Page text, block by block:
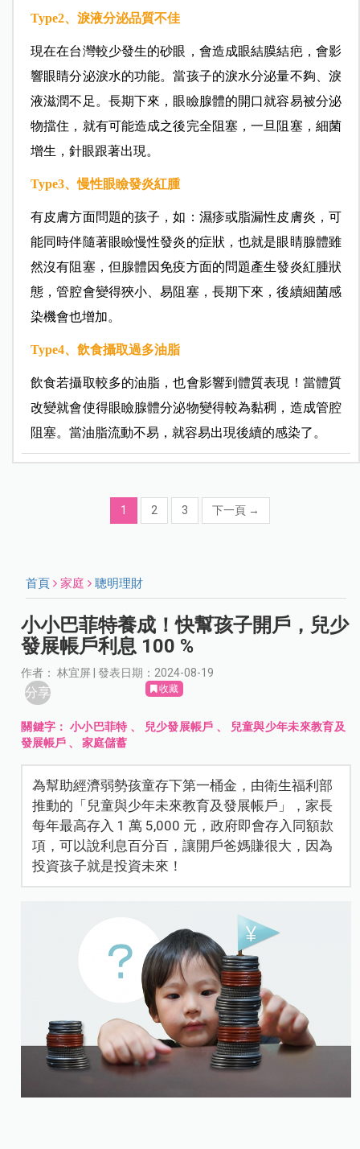
Type2、淚液分泌品質不佳
現在在台灣較少發生的砂眼，會造成眼結膜結疤，會影
響眼睛分泌淚水的功能。當孩子的淚水分泌量不夠、淚
液滋潤不足。長期下來，眼瞼腺體的開口就容易被分泌
物擋住，就有可能造成之後完全阻塞，一旦阻塞，細菌
增生，針眼跟著出現。
Type3、慢性眼瞼發炎紅腫
有皮膚方面問題的孩子，如：濕疹或脂漏性皮膚炎，可
能同時伴隨著眼瞼慢性發炎的症狀，也就是眼睛腺體雖
然沒有阻塞，但腺體因免疫方面的問題產生發炎紅腫狀
態，管腔會變得狹小、易阻塞，長期下來，後續細菌感
染機會也增加。
Type4、飲食攝取過多油脂
飲食若攝取較多的油脂，也會影響到體質表現！當體質
改變就會使得眼瞼腺體分泌物變得較為黏稠，造成管腔
阻塞。當油脂流動不易，就容易出現後續的感染了。
1 2 3 下一頁 →
首頁 家庭 聰明理財
小小巴菲特養成！快幫孩子開戶，兒少
發展帳戶利息 100 %
作者： 林宜屏 | 發表日期：2024-08-19
分享 收藏
關鍵字： 小小巴菲特 、 兒少發展帳戶 、
兒童與少年未來教育及
發展帳戶 、家庭儲蓄
為幫助經濟弱勢孩童存下第一桶金，由衛生福利部
推動的「兒童與少年未來教育及發展帳戶」，家長
每年最高存入 1 萬 5,000 元，政府即會存入同額款
項，可以說利息百分百，讓開戶爸媽賺很大，因為
投資孩子就是投資未來！